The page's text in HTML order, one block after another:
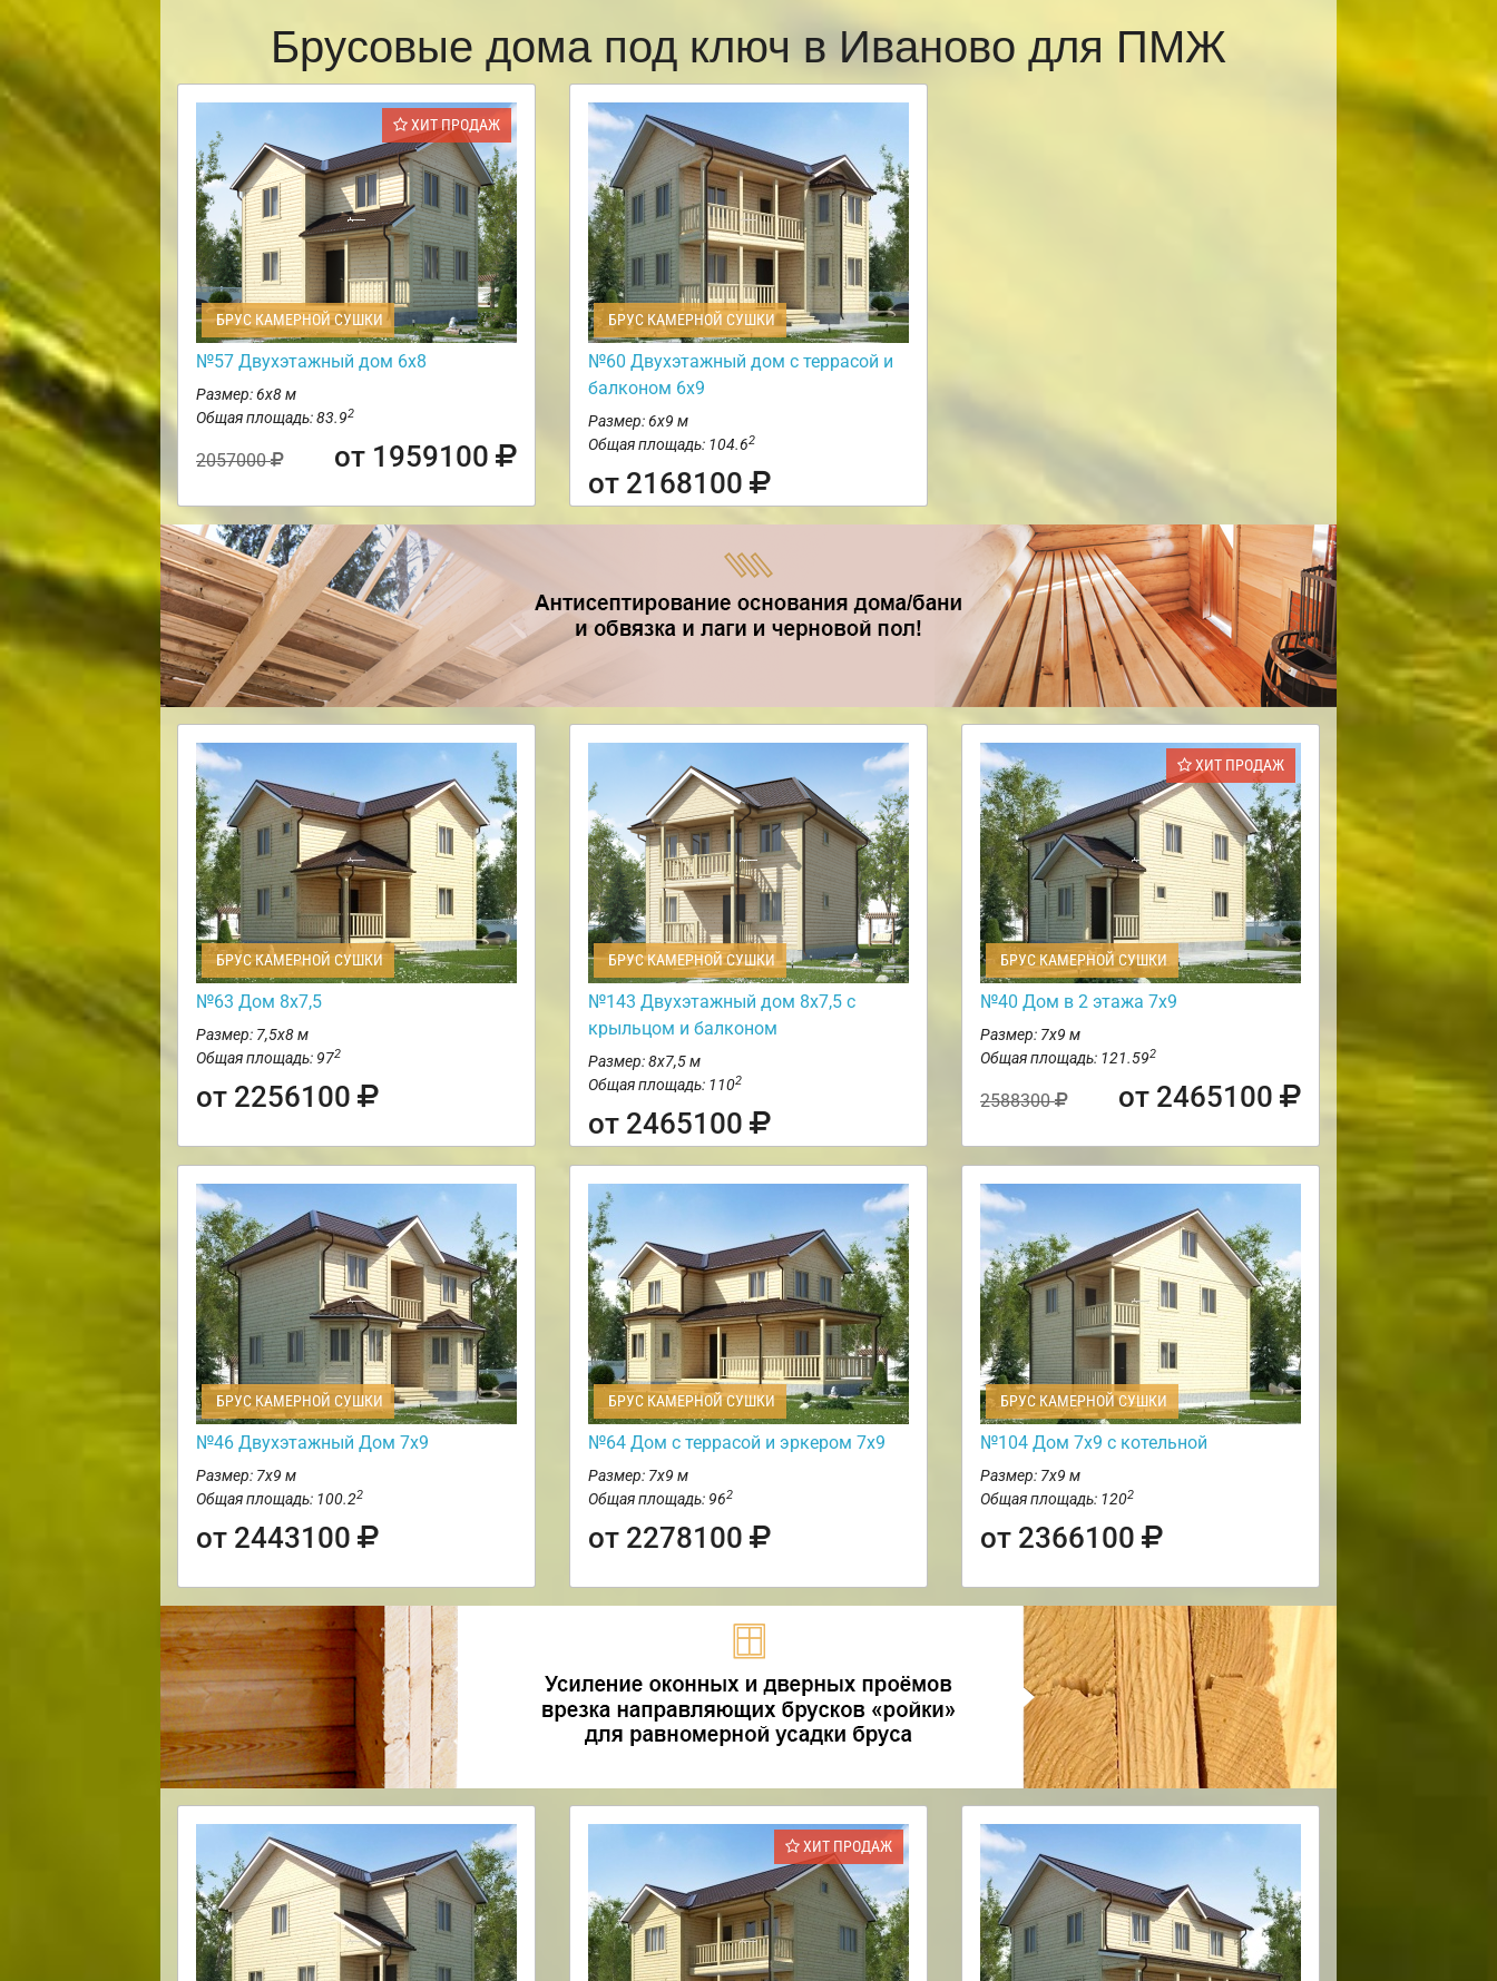
Брусовые дома под ключ в Иваново для ПМЖ
ХИТ ПРОДАЖ
БРУС КАМЕРНОЙ СУШКИ
№57 Двухэтажный дом 6х8
Размер: 6х8 м
Общая площадь: 83.92
2057000 от 1959100
БРУС КАМЕРНОЙ СУШКИ
№60 Двухэтажный дом с террасой и
балконом 6х9
Размер: 6х9 м
Общая площадь: 104.62
от 2168100
БРУС КАМЕРНОЙ СУШКИ
№63 Дом 8х7,5
Размер: 7,5х8 м
Общая площадь: 972
от 2256100
БРУС КАМЕРНОЙ СУШКИ
№143 Двухэтажный дом 8х7,5 с
крыльцом и балконом
Размер: 8х7,5 м
Общая площадь: 1102
от 2465100
ХИТ ПРОДАЖ
БРУС КАМЕРНОЙ СУШКИ
№40 Дом в 2 этажа 7х9
Размер: 7х9 м
Общая площадь: 121.592
2588300 от 2465100
БРУС КАМЕРНОЙ СУШКИ
№46 Двухэтажный Дом 7х9
Размер: 7х9 м
Общая площадь: 100.22
от 2443100
БРУС КАМЕРНОЙ СУШКИ
№64 Дом с террасой и эркером 7х9
Размер: 7х9 м
Общая площадь: 962
от 2278100
БРУС КАМЕРНОЙ СУШКИ
№104 Дом 7х9 с котельной
Размер: 7х9 м
Общая площадь: 1202
от 2366100
ХИТ ПРОДАЖ